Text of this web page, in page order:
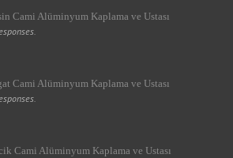
Cami Alüminyum Kaplama ve Ustası
Cami Alüminyum Kaplama ve Ustası
Cami Alüminyum Kaplama ve Ustası